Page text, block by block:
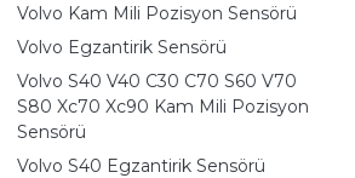
Volvo Kam Mili Pozisyon Sensörü
Volvo Egzantirik Sensörü
Volvo S40 V40 C30 C70 S60 V70
S80 Xc70 Xc90 Kam Mili Pozisyon
Sensörü
Volvo S40 Egzantirik Sensörü